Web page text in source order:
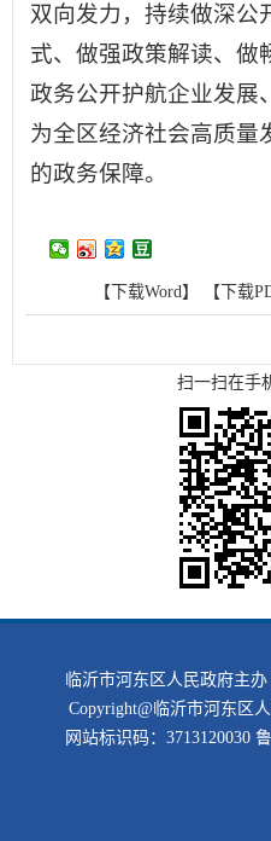
双向发力，持续做深公
式、做强政策解读、做
政务公开护航企业发展
为全区经济社会高质量
的政务保障。
【下载Word】 【下载
扫一扫在手
临沂市河东区人民政府主
Copyright@临沂市河东区
网站标识码：3713120030